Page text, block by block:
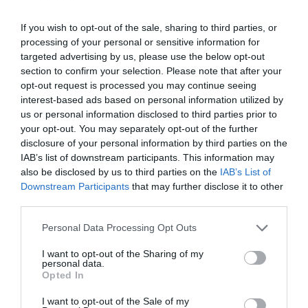
If you wish to opt-out of the sale, sharing to third parties, or
processing of your personal or sensitive information for
targeted advertising by us, please use the below opt-out
section to confirm your selection. Please note that after your
opt-out request is processed you may continue seeing
interest-based ads based on personal information utilized by
us or personal information disclosed to third parties prior to
your opt-out. You may separately opt-out of the further
disclosure of your personal information by third parties on the
IAB’s list of downstream participants. This information may
also be disclosed by us to third parties on the IAB’s List of
Downstream Participants that may further disclose it to other
Please note that this website/app uses one or more Google
not limited to your visit or usage behaviour. You may click to
grant or deny consent to Google and its third-party tags to
use your data for below specified purposes in below Google
consent section.
Personal Data Processing Opt Outs
I want to opt-out of the Sharing of my
personal data.
Opted In
I want to opt-out of the Sale of my
Priekšlaicīgs finišs… Ostapenko
nepabeidz Toronto turnīra maču
Ostapenko atgriežas kortā pēc
Vimbldonas – zināma pirmā pretiniece
Toronto “WTA 1000” turnīrā